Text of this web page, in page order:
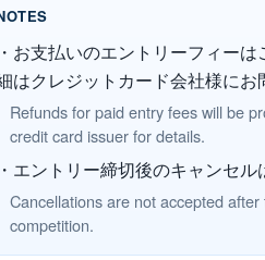
・お支払いのエントリーフィー
はクレジットカード会社様にお
Refunds for paid entry fees will be
credit card issuer for details.
・エントリー締切後のキャンセ
Cancellations are not accepted
competition.